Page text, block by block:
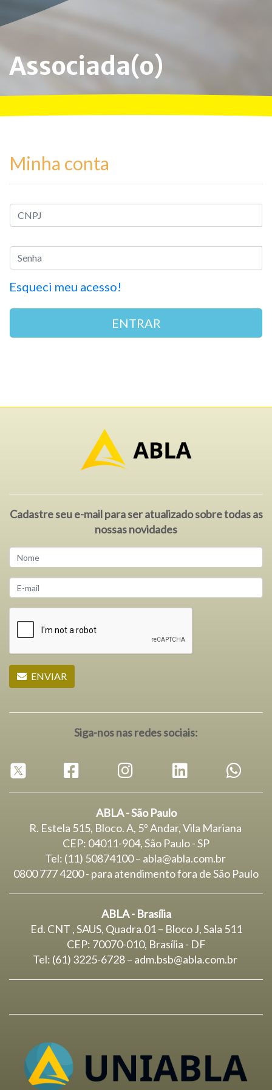
Associada(o)
Minha conta
Esqueci meu acesso!
ENTRAR
Cadastre seu e-mail para ser atualizado sobre todas as
nossas novidades
ENVIAR
Siga-nos nas redes sociais:
ABLA - São Paulo
R. Estela 515, Bloco. A, 5º Andar, Vila Mariana
CEP: 04011-904, São Paulo - SP
Tel: (11) 50874100 – abla@abla.com.br
0800 777 4200 - para atendimento fora de São Paulo
ABLA - Brasília
Ed. CNT , SAUS, Quadra.01 – Bloco J, Sala 511
CEP: 70070-010, Brasília - DF
Tel: (61) 3225-6728 – adm.bsb@abla.com.br